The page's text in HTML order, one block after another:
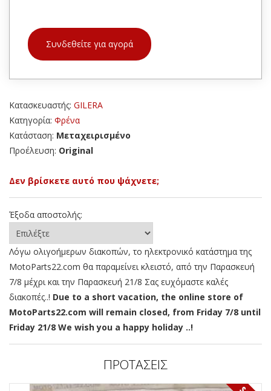
Συνδεθείτε για αγορά
Κατασκευαστής: GILERA
Κατηγορία: Φρένα
Κατάσταση: Μεταχειρισμένο
Προέλευση: Original
Δεν βρίσκετε αυτό που ψάχνετε;
Έξοδα αποστολής:
Λόγω ολιγοήμερων διακοπών, το ηλεκτρονικό κατάστημα της
MotoParts22.com θα παραμείνει κλειστό, από την Παρασκευή
7/8 μέχρι και την Παρασκευή 21/8 Σας ευχόμαστε καλές
διακοπές..! Due to a short vacation, the online store of
MotoParts22.com will remain closed, from Friday 7/8 until
Friday 21/8 We wish you a happy holiday ..!
ΠΡΟΤΑΣΕΙΣ